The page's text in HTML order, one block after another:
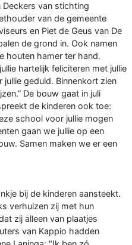
Deckers van stichting
van de gemeente
en Piet de Geus van De
de grond in. Ook namen
houten hamer ter hand.
hartelijk feliciteren met jullie
geduld. Binnenkort zien
De bouw gaat in juli
de kinderen ook toe:
school voor jullie mogen
gaan we jullie op een
Samen maken we er een
bij de kinderen aansteekt.
verhuizen zij met hun
zij alleen van plaatjes
van Kappio hadden